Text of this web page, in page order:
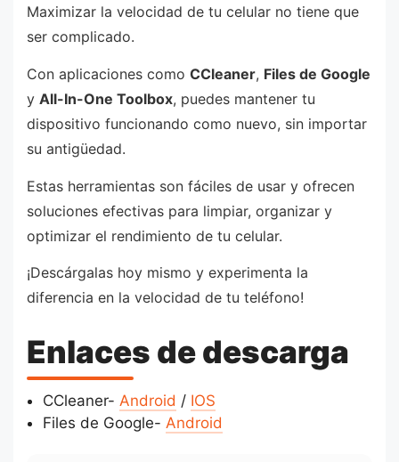
Maximizar la velocidad de tu celular no tiene que
ser complicado.
Con aplicaciones como CCleaner, Files de Google
y All-In-One Toolbox, puedes mantener tu
dispositivo funcionando como nuevo, sin importar
su antigüedad.
Estas herramientas son fáciles de usar y ofrecen
soluciones efectivas para limpiar, organizar y
optimizar el rendimiento de tu celular.
¡Descárgalas hoy mismo y experimenta la
diferencia en la velocidad de tu teléfono!
Enlaces de descarga
CCleaner- Android / IOS
Files de Google- Android